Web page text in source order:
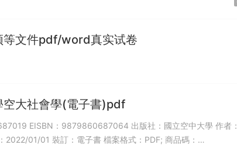
等文件pdf/word真实试卷
空大社會學(電子書)pdf
EISBN：9879860687064 出版社：國立空中大學 作者
2022/01/01 裝訂：電子書 檔案格式：PDF; 商品碼：